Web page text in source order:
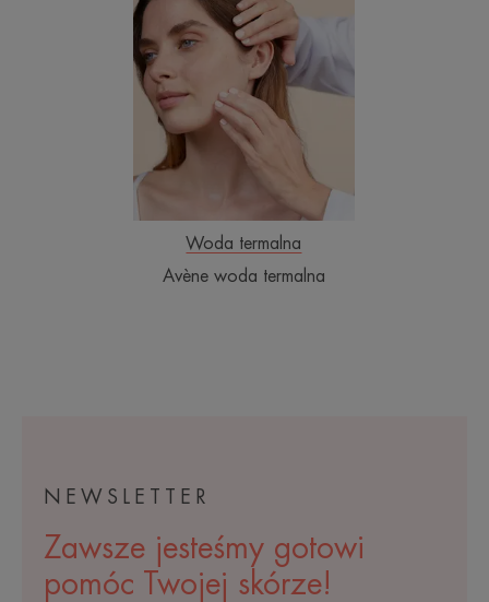
Avène
woda
termalna
Woda termalna
Avène woda termalna
NEWSLETTER
Zawsze jesteśmy gotowi
pomóc Twojej skórze!